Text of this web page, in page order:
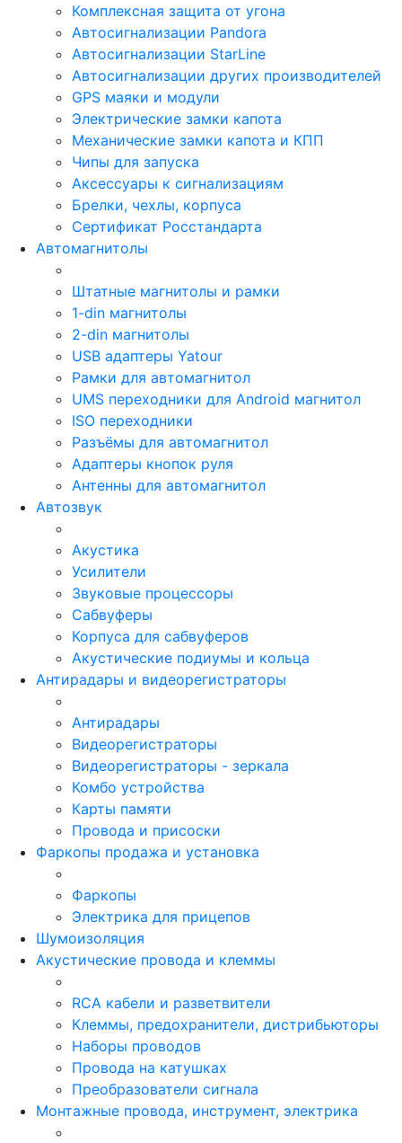
Комплексная защита от угона
Автосигнализации Pandora
Автосигнализации StarLine
Автосигнализации других производителей
GPS маяки и модули
Электрические замки капота
Механические замки капота и КПП
Чипы для запуска
Аксессуары к сигнализациям
Брелки, чехлы, корпуса
Сертификат Росстандарта
Автомагнитолы
Штатные магнитолы и рамки
1-din магнитолы
2-din магнитолы
USB адаптеры Yatour
Рамки для автомагнитол
UMS переходники для Android магнитол
ISO переходники
Разъёмы для автомагнитол
Адаптеры кнопок руля
Антенны для автомагнитол
Автозвук
Акустика
Усилители
Звуковые процессоры
Сабвуферы
Корпуса для сабвуферов
Акустические подиумы и кольца
Антирадары и видеорегистраторы
Антирадары
Видеорегистраторы
Видеорегистраторы - зеркала
Комбо устройства
Карты памяти
Провода и присоски
Фаркопы продажа и установка
Фаркопы
Электрика для прицепов
Шумоизоляция
Акустические провода и клеммы
RCA кабели и разветвители
Клеммы, предохранители, дистрибьюторы
Наборы проводов
Провода на катушках
Преобразователи сигнала
Монтажные провода, инструмент, электрика